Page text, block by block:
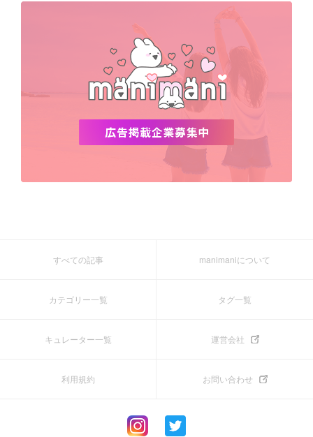
すべての記事 manimaniについて
カテゴリー一覧 タグ一覧
キュレーター一覧 運営会社
利用規約 お問い合わせ